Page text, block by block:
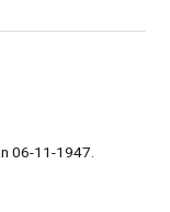
06-11-1947.